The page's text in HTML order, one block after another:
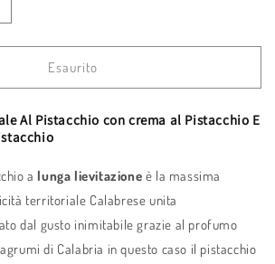
Esaurito
Al Pistacchio con crema al Pistacchio E
a lunga lievitazione è la massima
territoriale Calabrese unita
dal gusto inimitabile grazie al profumo
di Calabria in questo caso il pistacchio